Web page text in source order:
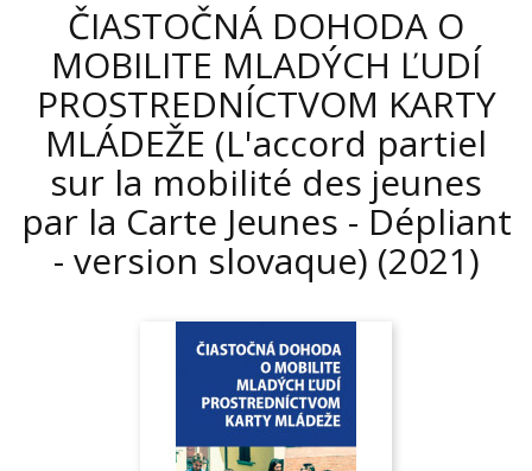
ČIASTOČNÁ DOHODA O
MOBILITE MLADÝCH ĽUDÍ
PROSTREDNÍCTVOM KARTY
MLÁDEŽE (L'accord partiel
sur la mobilité des jeunes
par la Carte Jeunes - Dépliant
- version slovaque) (2021)